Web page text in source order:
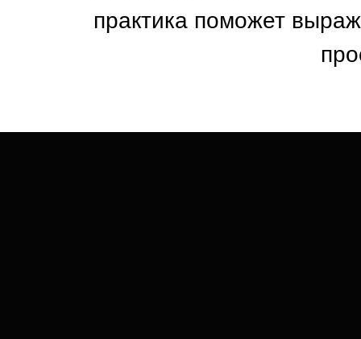
практика поможет